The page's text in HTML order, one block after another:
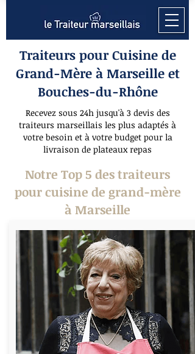
Recevez sous 24h jusqu'à 3 devis des
traiteurs marseillais les plus adaptés à
votre besoin et à votre budget pour la
livraison de plateaux repas
Notre Top 5 des traiteurs
pour cuisine de grand-mère
à Marseille
Traiteurs pour Cuisine de
Grand-Mère à Marseille et
Bouches-du-Rhône